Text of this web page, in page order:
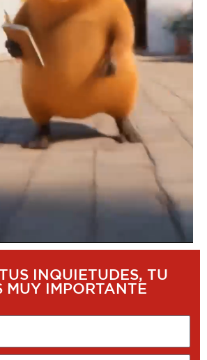
INQUIETUDES, TU
MUY IMPORTANTE